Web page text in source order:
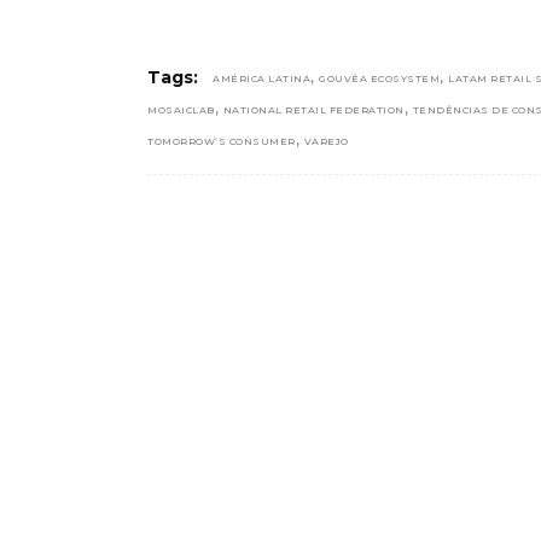
Tags: AMÉRICA LATINA , GOUVÊA ECOSYSTEM , LATAM RETAIL
MOSAICLAB , NATIONAL RETAIL FEDERATION , TENDÊNCIAS DE
TOMORROW’S CONSUMER , VAREJO